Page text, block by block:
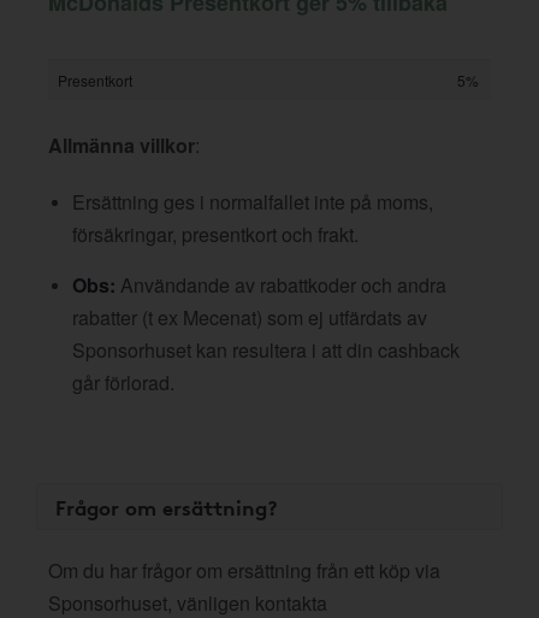
Presentkort 5%
Allmänna villkor:
Ersättning ges i normalfallet inte på moms,
försäkringar, presentkort och frakt.
Obs: Användande av rabattkoder och andra
rabatter (t ex Mecenat) som ej utfärdats av
Sponsorhuset kan resultera i att din cashback
går förlorad.
Frågor om ersättning?
Om du har frågor om ersättning från ett köp via
Sponsorhuset, vänligen kontakta